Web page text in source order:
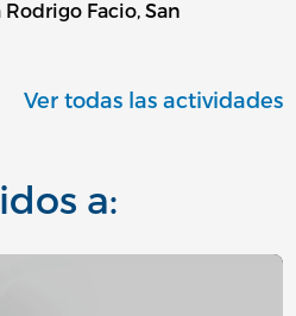
Facio, San
Ver todas las actividades
a: